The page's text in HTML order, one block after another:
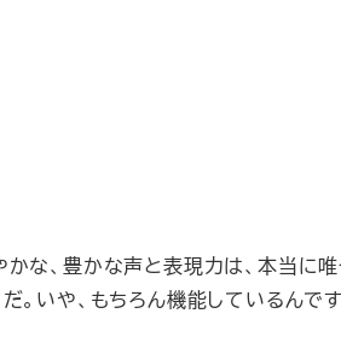
な、豊かな声と表現力は、本当に
。いや、もちろん機能しているん